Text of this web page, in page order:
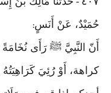
-
حُمَيْدٌ، عَنْ أَنَسٍ:
أَنّ النَّبِيَّ ﷺ رَأَى نُخَامَةً
كراهة، أَوْ رُئِيَ